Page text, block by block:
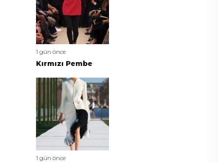
1 gün önce
Kırmızı Pembe
1 gün önce